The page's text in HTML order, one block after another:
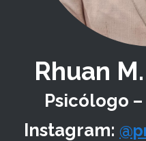
Rhuan
Psicólogo –
Instagram: